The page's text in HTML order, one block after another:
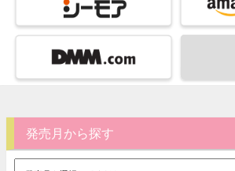
発売月から探す